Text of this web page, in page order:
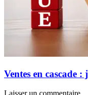
Ventes en cascade